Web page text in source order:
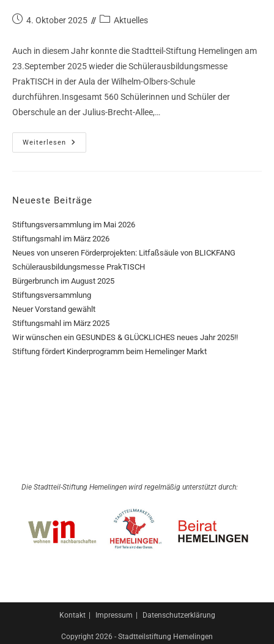
4. Oktober 2025 Aktuelles
Auch in diesem Jahr konnte die Stadtteil-Stiftung Hemelingen am
23.September 2025 wieder die Schülerausbildungsmesse
PrakTISCH in der Aula der Wilhelm-Olbers-Schule
durchführen.Insgesamt 560 Schülerinnen und Schüler der
Oberschule an der Julius-Brecht-Allee,…
Weiterlesen
Neueste Beiträge
Stiftungsversammlung im Mai 2026
Stiftungsmahl im März 2026
Neues von unseren Förderprojekten: Litfaßsäule von BLICKFANG
Schülerausbildungsmesse PrakTISCH
Bürgerbrunch im August 2025
Stiftungsversammlung
Neuer Vorstand gewählt
Stiftungsmahl im März 2025
Wir wünschen ein GESUNDES & GLÜCKLICHES neues Jahr 2025!!
Stiftung fördert Kinderprogramm beim Hemelinger Markt
Die Stadtteil-Stiftung Hemelingen wird regelmäßig unterstützt durch:
Kontakt Impressum Datenschutzerklärung
Copyright 2026 - Stadtteilstiftung Hemelingen